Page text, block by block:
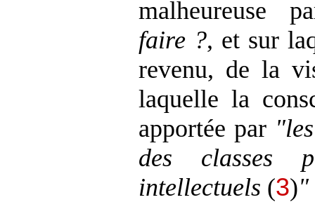
malheureuse
faire ?, et sur
revenu, de la
laquelle la
apportée par
des classes
intellectuels (3)"